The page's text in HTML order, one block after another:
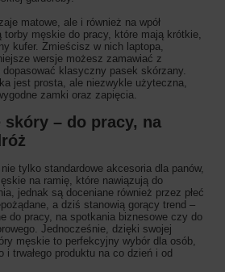
matowe, ale i również na wpół
torby męskie do pracy, które mają krótkie,
kufer. Zmieścisz w nich laptopa,
wersje możesz zamawiać z
dopasować klasyczny pasek skórzany.
jest prosta, ale niezwykle użyteczna,
zamki oraz zapięcia.
skóry – do pracy, na
tylko standardowe akcesoria dla panów,
na ramię, które nawiązują do
jednak są doceniane również przez płeć
a dziś stanowią gorący trend –
do pracy, na spotkania biznesowe czy do
Jednocześnie, dzięki swojej
męskie to perfekcyjny wybór dla osób,
i trwałego produktu na co dzień i od